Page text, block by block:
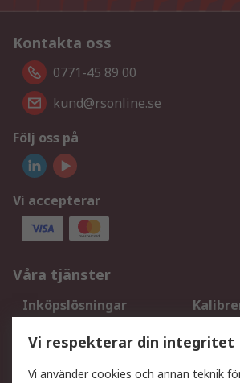
Kontakta oss
0771-45 89 00
kund@rsonline.se
Följ oss på
Vi accepterar
Våra tjänster
Inköpslösningar
DesignSpark
Ditt lokala säljteam
Vi respekterar din integritet
Vi använder cookies och annan teknik